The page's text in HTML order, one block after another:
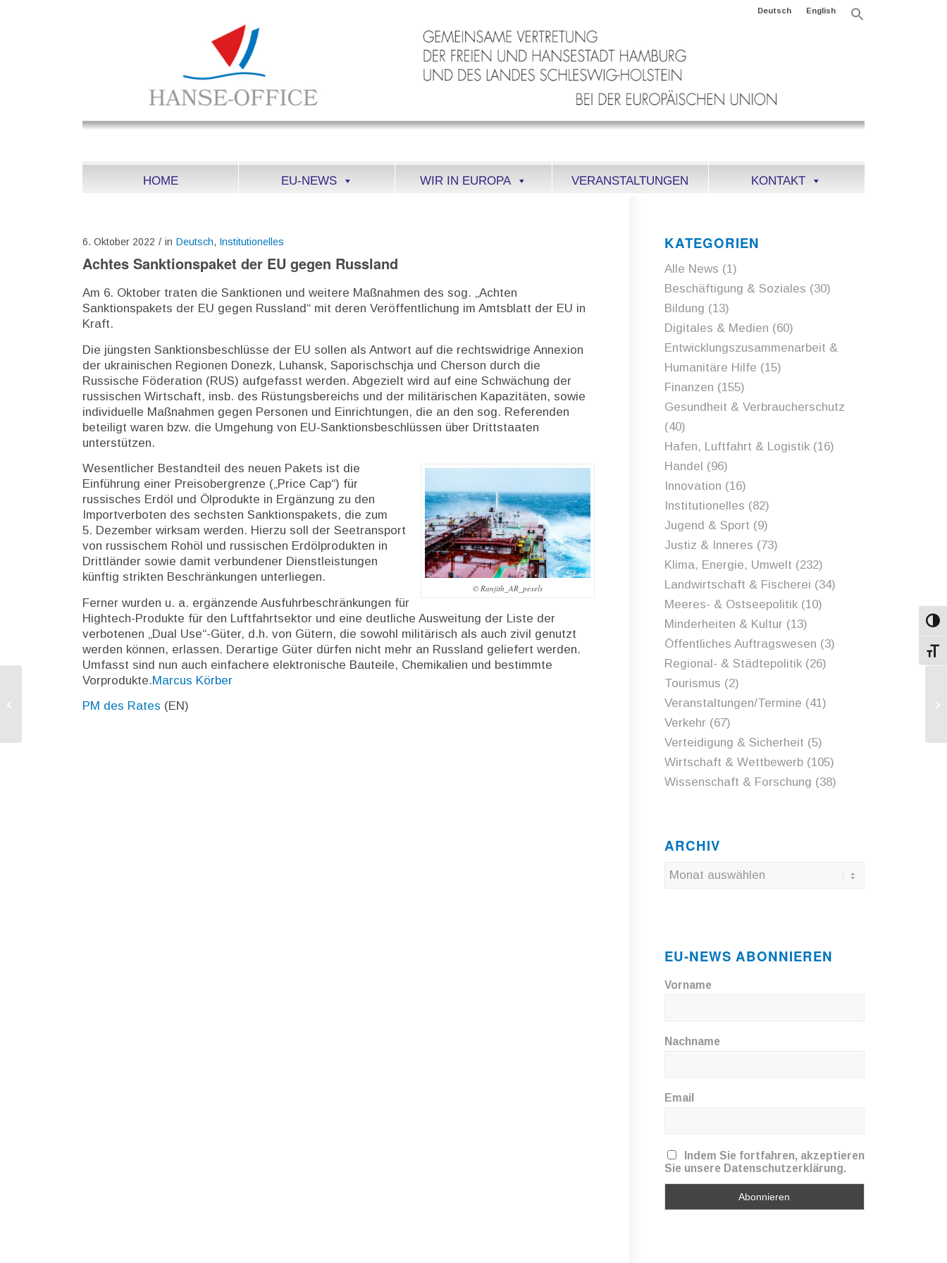
Deutsch English
HOME EU-NEWS WIR IN EUROPA VERANSTALTUNGEN KONTAKT
6. Oktober 2022 / in Deutsch, Institutionelles
Achtes Sanktionspaket der EU gegen Russland
Am 6. Oktober traten die Sanktionen und weitere Maßnahmen des sog. „Achten
Sanktionspakets der EU gegen Russland“ mit deren Veröffentlichung im Amtsblatt der EU in
Kraft.
Die jüngsten Sanktionsbeschlüsse der EU sollen als Antwort auf die rechtswidrige Annexion
der ukrainischen Regionen Donezk, Luhansk, Saporischschja und Cherson durch die
Russische Föderation (RUS) aufgefasst werden. Abgezielt wird auf eine Schwächung der
russischen Wirtschaft, insb. des Rüstungsbereichs und der militärischen Kapazitäten, sowie
individuelle Maßnahmen gegen Personen und Einrichtungen, die an den sog. Referenden
beteiligt waren bzw. die Umgehung von EU-Sanktionsbeschlüssen über Drittstaaten
unterstützen.
© Ranjith_AR_pexels
Wesentlicher Bestandteil des neuen Pakets ist die
Einführung einer Preisobergrenze („Price Cap“) für
russisches Erdöl und Ölprodukte in Ergänzung zu den
Importverboten des sechsten Sanktionspakets, die zum
5. Dezember wirksam werden. Hierzu soll der Seetransport
von russischem Rohöl und russischen Erdölprodukten in
Drittländer sowie damit verbundener Dienstleistungen
künftig strikten Beschränkungen unterliegen.
Ferner wurden u. a. ergänzende Ausfuhrbeschränkungen für
Hightech-Produkte für den Luftfahrtsektor und eine deutliche Ausweitung der Liste der
verbotenen „Dual Use“-Güter, d.h. von Gütern, die sowohl militärisch als auch zivil genutzt
werden können, erlassen. Derartige Güter dürfen nicht mehr an Russland geliefert werden.
Umfasst sind nun auch einfachere elektronische Bauteile, Chemikalien und bestimmte
Vorprodukte.Marcus Körber
PM des Rates (EN)
KATEGORIEN
Alle News (1)
Beschäftigung & Soziales (30)
Bildung (13)
Digitales & Medien (60)
Entwicklungszusammenarbeit &
Humanitäre Hilfe (15)
Finanzen (155)
Gesundheit & Verbraucherschutz
(40)
Hafen, Luftfahrt & Logistik(16)
Handel (96)
Innovation (16)
Institutionelles (82)
Jugend & Sport (9)
Justiz & Inneres (73)
Klima, Energie, Umwelt (232)
Landwirtschaft & Fischerei (34)
Meeres- & Ostseepolitik(10)
Minderheiten & Kultur(13)
Öffentliches Auftragswesen (3)
Regional- & Städtepolitik(26)
Tourismus (2)
Veranstaltungen/Termine (41)
Verkehr(67)
Verteidigung & Sicherheit (5)
Wirtschaft & Wettbewerb(105)
Wissenschaft & Forschung (38)
ARCHIV
EU-NEWS ABONNIEREN
Vorname
Nachname
Email
Indem Sie fortfahren, akzeptieren
Sie unsere Datenschutzerklärung.
einheitlichen Ladegeräts an